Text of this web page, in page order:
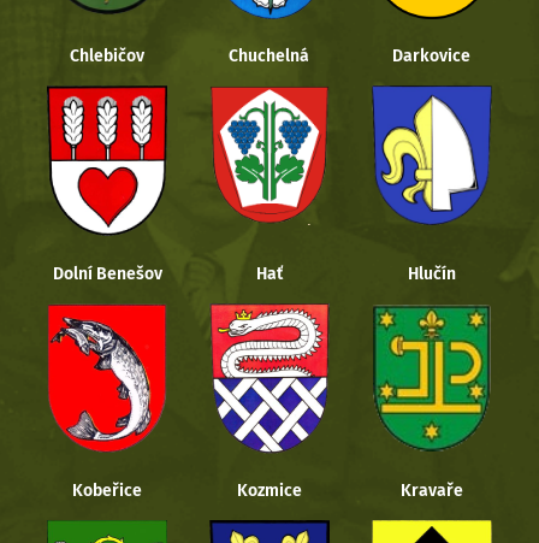
Chlebičov Chuchelná Darkovice
Dolní Benešov Hať Hlučín
Kobeřice Kozmice Kravaře